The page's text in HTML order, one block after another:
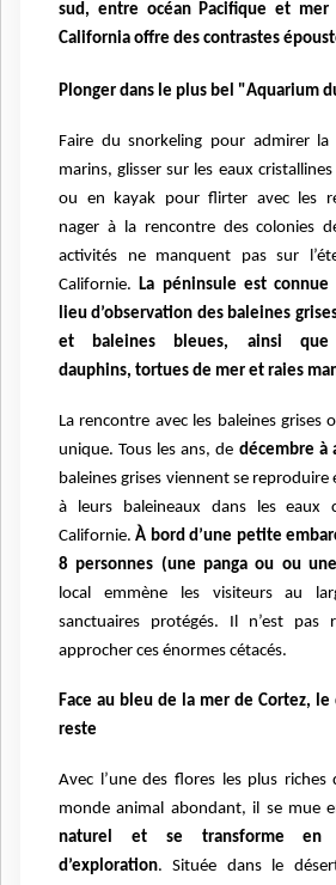
sud, entre océan Pacifique et mer
California offre des contrastes
Plonger dans le plus bel "Aquarium
Faire du snorkeling pour admirer la
marins, glisser sur les eaux
ou en kayak pour flirter avec les
nager à la rencontre des colonies
activités ne manquent pas sur
Californie.La péninsule est
lieu d’observation des baleines
et baleines bleues, ainsi que
dauphins, tortues de mer et raies
La rencontre avec les baleines grises
unique. Tous les ans, de décembre à
baleines grises viennent se reproduire
à leurs baleineaux dans les eaux
Californie. À bord d’une petite
8 personnes (une panga ou ou
local emmène les visiteurs au
sanctuaires protégés. Il n’est pas
approcher ces énormes cétacés.
Face au bleu de la mer de Cortez, le
reste
Avec l’une des flores les plus
monde animal abondant, il se mue
naturel et se transforme en
d’exploration. Située dans le